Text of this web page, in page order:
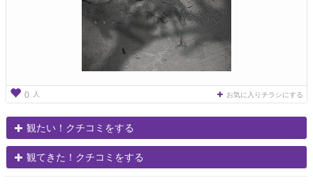
0 人 お気に入りチラシにする
観たい！クチコミをする
観てきた！クチコミをする